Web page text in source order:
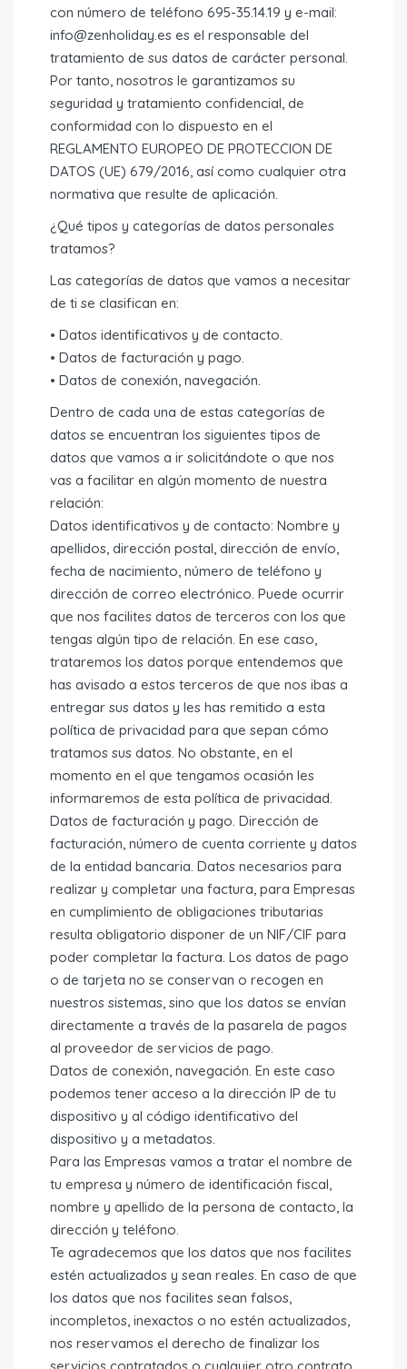
con número de teléfono 695-35.14.19 y e-mail:
info@zenholiday.es es el responsable del
tratamiento de sus datos de carácter personal.
Por tanto, nosotros le garantizamos su
seguridad y tratamiento confidencial, de
conformidad con lo dispuesto en el
REGLAMENTO EUROPEO DE PROTECCION DE
DATOS (UE) 679/2016, así como cualquier otra
normativa que resulte de aplicación.
¿Qué tipos y categorías de datos personales
tratamos?
Las categorías de datos que vamos a necesitar
de ti se clasifican en:
• Datos identificativos y de contacto.
• Datos de facturación y pago.
• Datos de conexión, navegación.
Dentro de cada una de estas categorías de
datos se encuentran los siguientes tipos de
datos que vamos a ir solicitándote o que nos
vas a facilitar en algún momento de nuestra
relación:
Datos identificativos y de contacto: Nombre y
apellidos, dirección postal, dirección de envío,
fecha de nacimiento, número de teléfono y
dirección de correo electrónico. Puede ocurrir
que nos facilites datos de terceros con los que
tengas algún tipo de relación. En ese caso,
trataremos los datos porque entendemos que
has avisado a estos terceros de que nos ibas a
entregar sus datos y les has remitido a esta
política de privacidad para que sepan cómo
tratamos sus datos. No obstante, en el
momento en el que tengamos ocasión les
informaremos de esta política de privacidad.
Datos de facturación y pago. Dirección de
facturación, número de cuenta corriente y datos
de la entidad bancaria. Datos necesarios para
realizar y completar una factura, para Empresas
en cumplimiento de obligaciones tributarias
resulta obligatorio disponer de un NIF/CIF para
poder completar la factura. Los datos de pago
o de tarjeta no se conservan o recogen en
nuestros sistemas, sino que los datos se envían
directamente a través de la pasarela de pagos
al proveedor de servicios de pago.
Datos de conexión, navegación. En este caso
podemos tener acceso a la dirección IP de tu
dispositivo y al código identificativo del
dispositivo y a metadatos.
Para las Empresas vamos a tratar el nombre de
tu empresa y número de identificación fiscal,
nombre y apellido de la persona de contacto, la
dirección y teléfono.
Te agradecemos que los datos que nos facilites
estén actualizados y sean reales. En caso de que
los datos que nos facilites sean falsos,
incompletos, inexactos o no estén actualizados,
nos reservamos el derecho de finalizar los